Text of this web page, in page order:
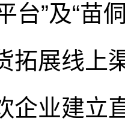
台”及“苗
拓展线上
企业建立